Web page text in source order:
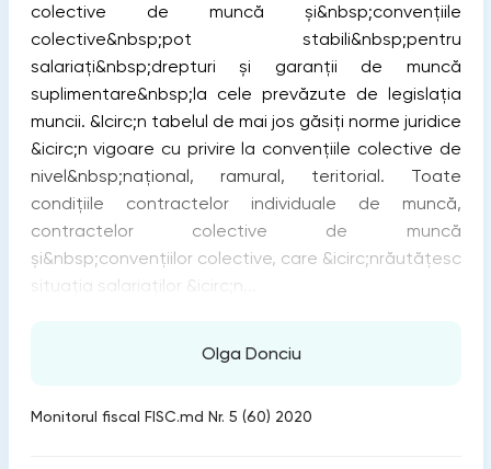
colective de muncă și&nbsp;convenţiile
colective&nbsp;pot stabili&nbsp;pentru
salariaţi&nbsp;drepturi și garanţii de muncă
suplimentare&nbsp;la cele prevăzute de legislaţia
muncii. &Icirc;n tabelul de mai jos găsiţi norme juridice
&icirc;n vigoare cu privire la convenţiile colective de
nivel&nbsp;naţional, ramural, teritorial. Toate
condiţiile contractelor individuale de muncă,
contractelor colective de muncă
și&nbsp;convenţiilor colective, care &icirc;nrăutăţesc
situaţia salariaţilor &icirc;n...
Olga Donciu
Monitorul fiscal FISC.md Nr. 5 (60) 2020